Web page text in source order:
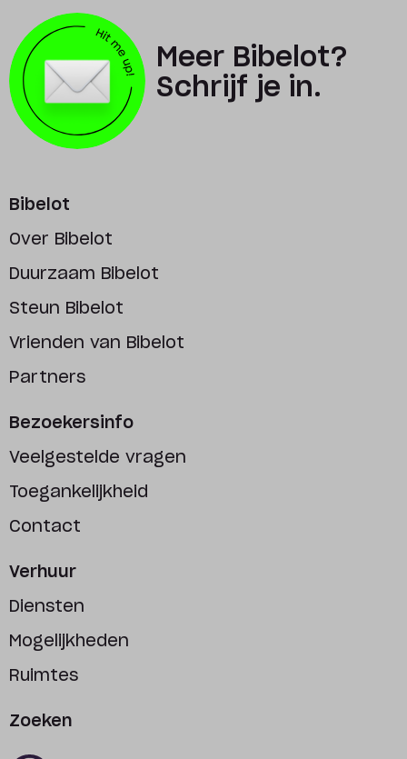
Meer Bibelot?
Schrijf je in.
Bibelot
Over Bibelot
Duurzaam Bibelot
Steun Bibelot
Vrienden van Bibelot
Partners
Bezoekersinfo
Veelgestelde vragen
Toegankelijkheid
Contact
Verhuur
Diensten
Mogelijkheden
Ruimtes
Zoeken